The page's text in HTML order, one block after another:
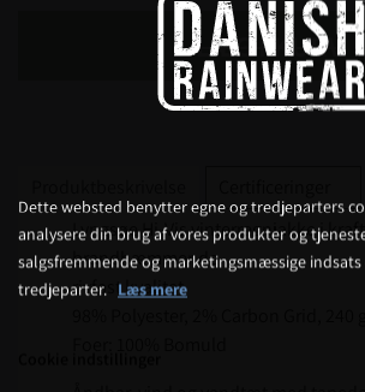
LÆG I KURV
Lyngsøe Hi-Vis vinterregnjakke i
brandhæmmende
rivfast kvalitet
Dette websted benytter egne og tredjeparters
analysere din brug af vores produkter og
salgsfremmende og marketingsmæssige
tredjeparter. Læs mere